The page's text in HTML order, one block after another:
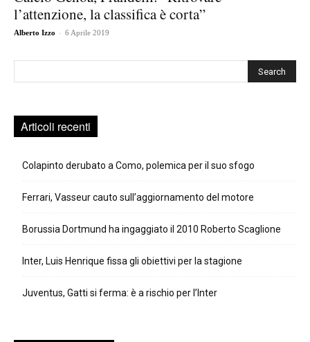
l’attenzione, la classifica è corta”
Alberto Izzo - 6 Aprile 2019
Articoli recenti
Colapinto derubato a Como, polemica per il suo sfogo
Ferrari, Vasseur cauto sull’aggiornamento del motore
Borussia Dortmund ha ingaggiato il 2010 Roberto Scaglione
Inter, Luis Henrique fissa gli obiettivi per la stagione
Juventus, Gatti si ferma: è a rischio per l’Inter